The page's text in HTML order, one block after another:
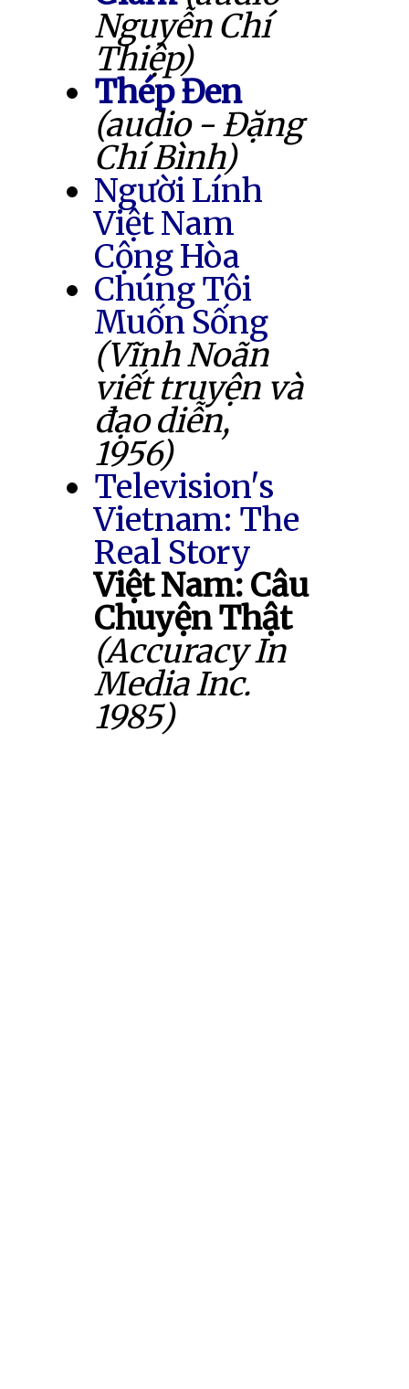
Nguyễn Chí
Thiệp)
Thép Đen
(audio - Đặng
Chí Bình)
Người Lính
Việt Nam
Cộng Hòa
Chúng Tôi
Muốn Sống
(Vĩnh Noãn
viết truyện và
đạo diễn,
1956)
Television's
Vietnam: The
Real Story
Việt Nam: Câu
Chuyện Thật
(Accuracy In
Media Inc.
1985)